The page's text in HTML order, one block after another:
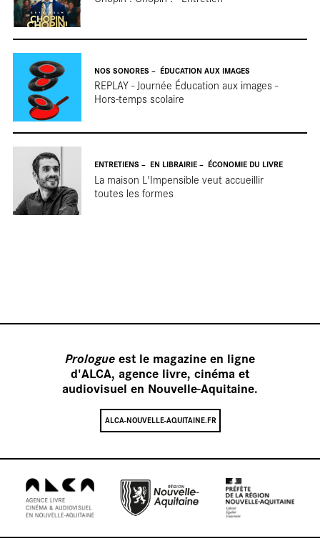
NOS SONORES ÉDUCATION AUX IMAGES
REPLAY - Journée Éducation aux images -
Hors-temps scolaire
ENTRETIENS EN LIBRAIRIE ÉCONOMIE DU LIVRE
La maison L'Impensible veut accueillir
toutes les formes
Prologue est le magazine en ligne
d'ALCA, agence livre, cinéma et
audiovisuel en Nouvelle-Aquitaine.
ALCA-NOUVELLE-AQUITAINE.FR